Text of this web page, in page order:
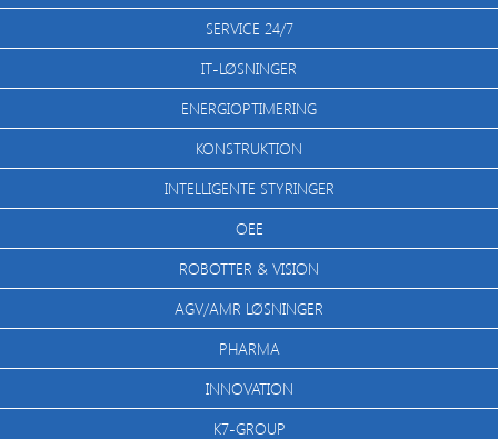
SERVICE 24/7
IT-LØSNINGER
ENERGIOPTIMERING
KONSTRUKTION
INTELLIGENTE STYRINGER
OEE
ROBOTTER & VISION
AGV/AMR LØSNINGER
PHARMA
INNOVATION
K7-GROUP